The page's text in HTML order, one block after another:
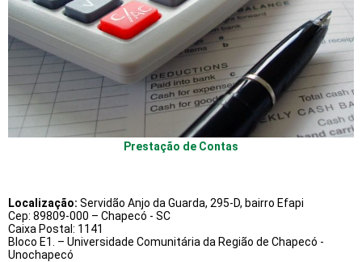
Prestação de Contas
Localização: Servidão Anjo da Guarda, 295-D, bairro Efapi
Cep: 89809-000 – Chapecó - SC
Caixa Postal: 1141
Bloco E1. – Universidade Comunitária da Região de Chapecó -
Unochapecó